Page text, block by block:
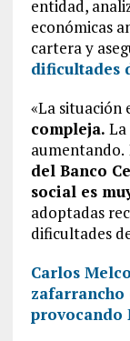
entidad,
económicas
cartera y
dificultades
«La situación
compleja. La
aumentando.
del Banco
social es
adoptadas
dificultades
Carlos
zafarrancho
provocando